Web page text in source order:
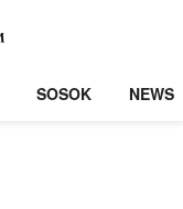
SOSOK NEWS